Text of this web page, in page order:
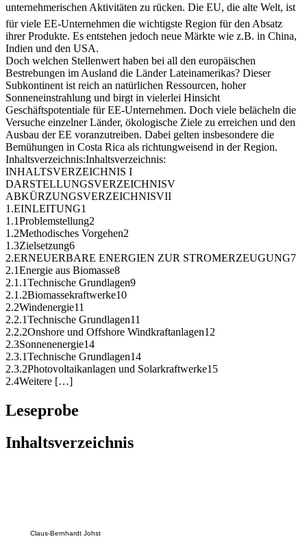
unternehmerischen Aktivitäten zu rücken. Die EU, die alte Welt, ist
für viele EE-Unternehmen die wichtigste Region für den Absatz
ihrer Produkte. Es entstehen jedoch neue Märkte wie z.B. in China,
Indien und den USA.
Doch welchen Stellenwert haben bei all den europäischen
Bestrebungen im Ausland die Länder Lateinamerikas? Dieser
Subkontinent ist reich an natürlichen Ressourcen, hoher
Sonneneinstrahlung und birgt in vielerlei Hinsicht
Geschäftspotentiale für EE-Unternehmen. Doch viele belächeln die
Versuche einzelner Länder, ökologische Ziele zu erreichen und den
Ausbau der EE voranzutreiben. Dabei gelten insbesondere die
Bemühungen in Costa Rica als richtungweisend in der Region.
Inhaltsverzeichnis:Inhaltsverzeichnis:
INHALTSVERZEICHNIS I
DARSTELLUNGSVERZEICHNISV
ABKÜRZUNGSVERZEICHNISVII
1.EINLEITUNG1
1.1Problemstellung2
1.2Methodisches Vorgehen2
1.3Zielsetzung6
2.ERNEUERBARE ENERGIEN ZUR STROMERZEUGUNG7
2.1Energie aus Biomasse8
2.1.1Technische Grundlagen9
2.1.2Biomassekraftwerke10
2.2Windenergie11
2.2.1Technische Grundlagen11
2.2.2Onshore und Offshore Windkraftanlagen12
2.3Sonnenenergie14
2.3.1Technische Grundlagen14
2.3.2Photovoltaikanlagen und Solarkraftwerke15
2.4Weitere […]
Leseprobe
Inhaltsverzeichnis
Claus-Bernhardt Johst